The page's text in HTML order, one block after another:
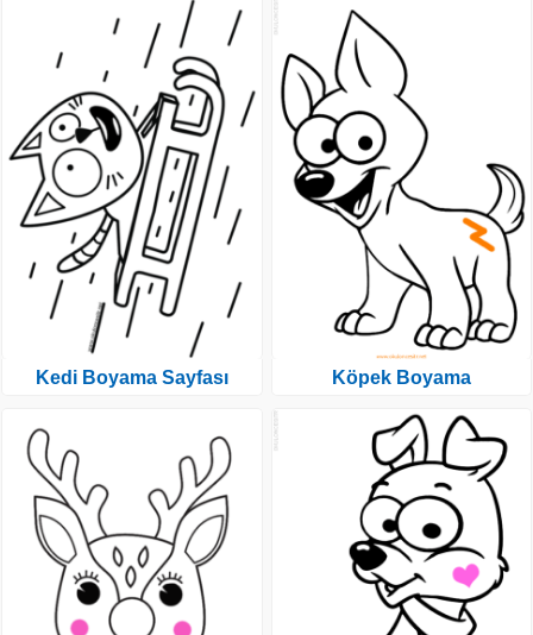
Kedi Boyama Sayfası Köpek Boyama